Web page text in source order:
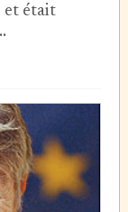
et était